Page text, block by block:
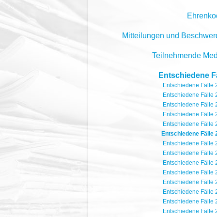
Mitteilungen und
Teilnehmende
Entschiedene
Entschiedene Fälle
Entschiedene Fälle
Entschiedene Fälle
Entschiedene Fälle
Entschiedene Fälle
Entschiedene Fälle
Entschiedene Fälle
Entschiedene Fälle
Entschiedene Fälle
Entschiedene Fälle
Entschiedene Fälle
Entschiedene Fälle
Entschiedene Fälle
Entschiedene Fälle